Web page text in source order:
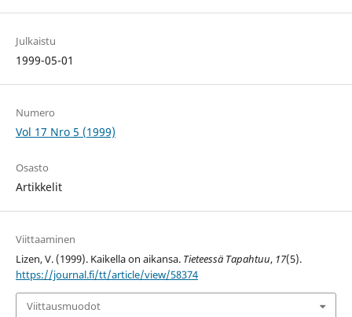
Julkaistu
1999-05-01
Numero
Vol 17 Nro 5 (1999)
Osasto
Artikkelit
Viittaaminen
Lizen, V. (1999). Kaikella on aikansa. Tieteessä Tapahtuu, 17(5).
https://journal.fi/tt/article/view/58374
Viittausmuodot